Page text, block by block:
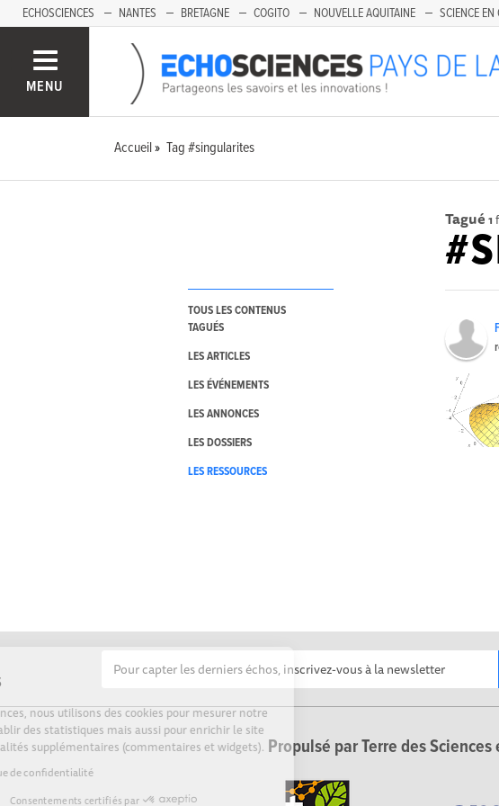
Sur Echosciences, nous utilisons des cookies pour mesurer notre
audience, établir des statistiques mais aussi pour enrichir le site
de fonctionnalités supplémentaires (commentaires et widgets).
Lire la politique de confidentialité
Consentements certifiés par
ECHOSCIENCES NANTES BRETAGNE COGITO NOUVELLE AQUITAINE SCIENCE EN
MENU
Accueil Tag #singularites
TOUS LES CONTENUS
TAGUÉS
LES ARTICLES
LES ÉVÉNEMENTS
LES ANNONCES
LES DOSSIERS
LES RESSOURCES
Tagué 1
Propulsé par Terre des